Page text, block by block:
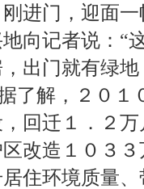
进门，迎面
向记者说：“
出门就有绿
解，２０１
回迁１．２
改造１０３
住环境质量